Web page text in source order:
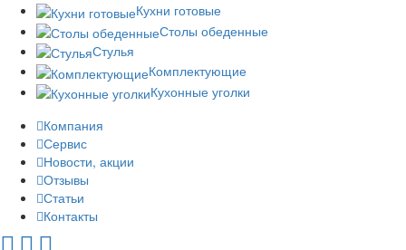
Кухни готовые
Столы обеденные
Стулья
Комплектующие
Кухонные уголки
Компания
Сервис
Новости, акции
Отзывы
Статьи
Контакты